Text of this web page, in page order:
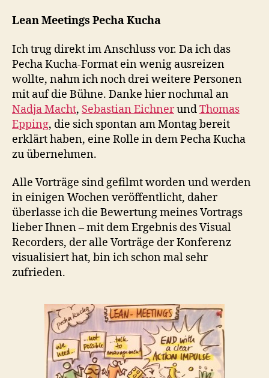
Lean Meetings Pecha Kucha
Ich trug direkt im Anschluss vor. Da ich das
Pecha Kucha-Format ein wenig ausreizen
wollte, nahm ich noch drei weitere Personen
mit auf die Bühne. Danke hier nochmal an
Nadja Macht, Sebastian EichnerundThomas
Epping, die sich spontan am Montag bereit
erklärt haben, eine Rolle in dem Pecha Kucha
zu übernehmen.
Alle Vorträge sind gefilmt worden und werden
in einigen Wochen veröffentlicht, daher
überlasse ich die Bewertung meines Vortrags
lieber Ihnen – mit dem Ergebnis des Visual
Recorders, der alle Vorträge der Konferenz
visualisiert hat, bin ich schon mal sehr
zufrieden.